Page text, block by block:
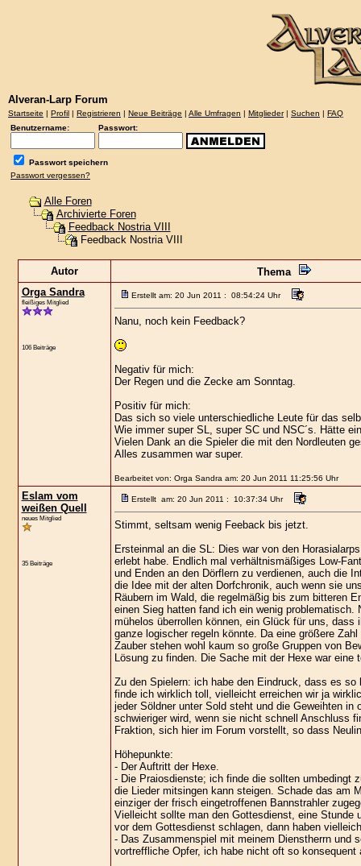
Alveran-Larp Forum
Startseite | Profil | Registrieren | Neue Beiträge | Alle Umfragen | Mitglieder| Suchen | FAQ
Benutzername:
Passwort:
Passwort speichern
Passwort vergessen?
Alle Foren
Archivierte Foren
Feedback Nostria VIII
Feedback Nostria VIII
Autor
Thema
Orga Sandra
fleißiges Mitglied
106 Beiträge
Erstellt am: 20 Jun 2011 : 08:54:24 Uhr
Nanu, noch kein Feedback?
Negativ für mich:
Der Regen und die Zecke am Sonntag.
Positiv für mich:
Das sich so viele unterschiedliche Leute für das
Wie immer super SL, super SC und NSC´s. Hätte
Vielen Dank an die Spieler die mit den Nordleuten
Alles zusammen war super.
Bearbeitet von: Orga Sandra am: 20 Jun 2011 11:25:56 Uhr
Eslam vom
weißen Quell
neues Mitglied
35 Beiträge
Erstellt am: 20 Jun 2011 : 10:37:34 Uhr
Stimmt, seltsam wenig Feeback bis jetzt.
Ersteinmal an die SL: Dies war von den
erlebt habe. Endlich mal verhältnismäßiges Low-
und Enden an den Dörflern zu verdienen, auch die
die Idee mit der alten Dorfchronik, auch wenn sie
Räubern im Wald, die regelmäßig bis zum bitteren
einen Sieg hatten fand ich ein wenig
mühelos überrollen können, ein Glück für uns,
ganze logischer regeln könnte. Da eine größere
Zauber stehen wohl kaum so große Gruppen von
Lösung zu finden. Die Sache mit der Hexe war
Zu den Spielern: ich habe den Eindruck, dass es
finde ich wirklich toll, vielleicht erreichen wir ja
jeder Söldner unter Sold steht und die Geweihten
schwieriger wird, wenn sie nicht schnell Anschluss
Fraktion, sich hier im Forum vorstellt, so dass
Höhepunkte:
- Der Auftritt der Hexe.
- Die Praiosdienste; ich finde die sollten umbedingt
die Lieder mitsingen kann steigen. Schade das am
einziger der frisch eingetroffenen Bannstrahler
Vielleicht sollte man den Gottesdienst, eine Stunde
vor dem Gottesdienst schlagen, dann haben
- Das Zusammenspiel mit meinem Dienstherrn und
vortreffliche Opfer, ich habe nicht oft so konsequent